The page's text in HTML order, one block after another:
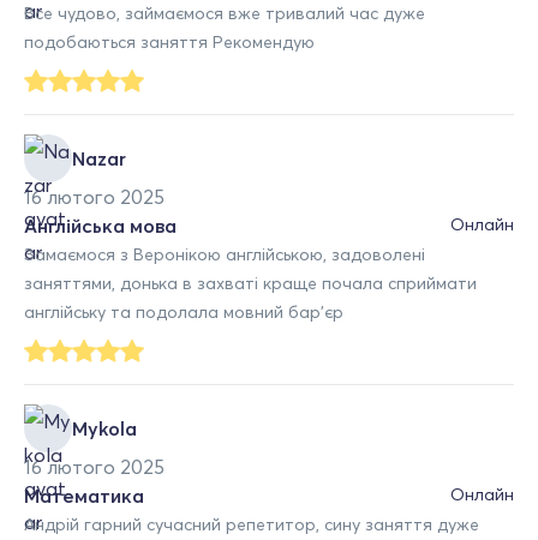
Все чудово, займаємося вже тривалий час дуже
подобаються заняття Рекомендую
Nazar
16 лютого 2025
Онлайн
Англійська мова
Замаємося з Веронікою англійською, задоволені
заняттями, донька в захваті краще почала сприймати
англійську та подолала мовний бар'єр
Mykola
16 лютого 2025
Онлайн
Математика
Андрій гарний сучасний репетитор, сину заняття дуже